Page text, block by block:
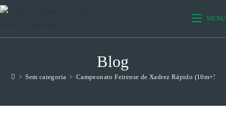
Ir
MENU
Blog
> Sem categoria > Campeonato Feirense de Xadrez Rápido (10m+5s)